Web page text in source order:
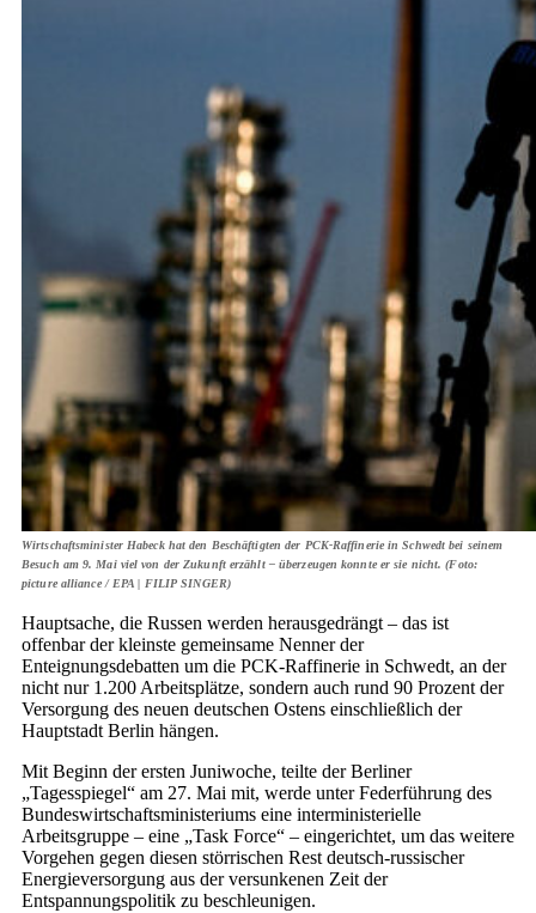
Wirtschaftsminister Habeck hat den Beschäftigten der PCK-Raffinerie in Schwedt bei seinem
Besuch am 9. Mai viel von der Zukunft erzählt – überzeugen konnte er sie nicht. (Foto:
picture alliance / EPA | FILIP SINGER)
Hauptsache, die Russen werden herausgedrängt – das ist
offenbar der kleinste gemeinsame Nenner der
Enteignungsdebatten um die PCK-Raffinerie in Schwedt, an der
nicht nur 1.200 Arbeitsplätze, sondern auch rund 90 Prozent der
Versorgung des neuen deutschen Ostens einschließlich der
Hauptstadt Berlin hängen.
Mit Beginn der ersten Juniwoche, teilte der Berliner
„Tagesspiegel“ am 27. Mai mit, werde unter Federführung des
Bundeswirtschaftsministeriums eine interministerielle
Arbeitsgruppe – eine „Task Force“ – eingerichtet, um das weitere
Vorgehen gegen diesen störrischen Rest deutsch-russischer
Energieversorgung aus der versunkenen Zeit der
Entspannungspolitik zu beschleunigen.